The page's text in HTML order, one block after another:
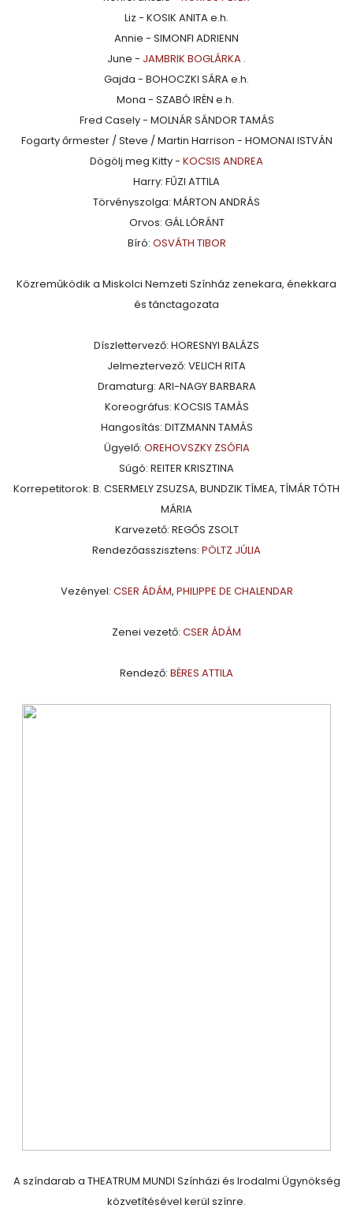
Liz - KOSIK ANITA e.h.
Annie - SIMONFI ADRIENN
June - JAMBRIK BOGLÁRKA .
Gajda - BOHOCZKI SÁRA e.h.
Mona - SZABÓ IRÉN e.h.
Fred Casely - MOLNÁR SÁNDOR TAMÁS
Fogarty őrmester / Steve / Martin Harrison - HOMONAI ISTVÁN
Dögölj meg Kitty - KOCSIS ANDREA
Harry: FŰZI ATTILA
Törvényszolga: MÁRTON ANDRÁS
Orvos: GÁL LÓRÁNT
Bíró: OSVÁTH TIBOR
Közreműködik a Miskolci Nemzeti Színház zenekara, énekkara
és tánctagozata
Díszlettervező: HORESNYI BALÁZS
Jelmeztervező: VELICH RITA
Dramaturg: ARI-NAGY BARBARA
Koreográfus: KOCSIS TAMÁS
Hangosítás: DITZMANN TAMÁS
Ügyelő: OREHOVSZKY ZSÓFIA
Súgó: REITER KRISZTINA
Korrepetitorok: B. CSERMELY ZSUZSA, BUNDZIK TÍMEA, TÍMÁR TÓTH
MÁRIA
Karvezető: REGŐS ZSOLT
Rendezőasszisztens: PÖLTZ JÚLIA
Vezényel: CSER ÁDÁM, PHILIPPE DE CHALENDAR
Zenei vezető: CSER ÁDÁM
Rendező: BÉRES ATTILA
A színdarab a THEATRUM MUNDI Színházi és Irodalmi Ügynökség
közvetítésével kerül színre.